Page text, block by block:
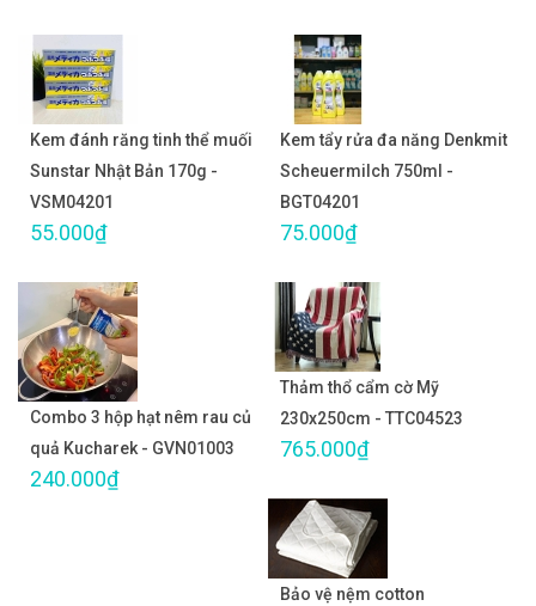
Kem đánh răng tinh thể muối
Sunstar Nhật Bản 170g -
VSM04201
55.000₫
Kem tẩy rửa đa năng Denkmit
Scheuermilch 750ml -
BGT04201
75.000₫
Combo 3 hộp hạt nêm rau củ
quả Kucharek - GVN01003
240.000₫
Thảm thổ cẩm cờ Mỹ
230x250cm - TTC04523
765.000₫
Bảo vệ nệm cotton